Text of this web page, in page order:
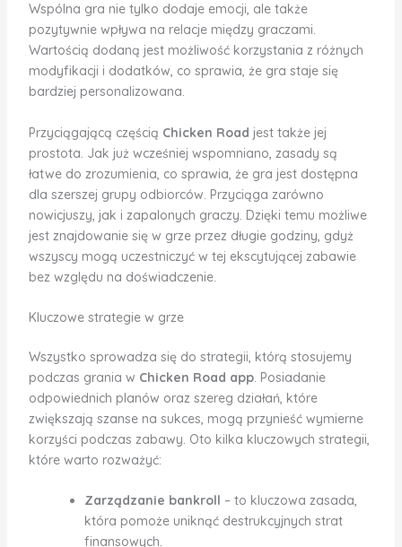
Wspólna gra nie tylko dodaje emocji, ale także
pozytywnie wpływa na relacje między graczami.
Wartością dodaną jest możliwość korzystania z różnych
modyfikacji i dodatków, co sprawia, że gra staje się
bardziej personalizowana.
Przyciągającą częścią Chicken Road jest także jej
prostota. Jak już wcześniej wspomniano, zasady są
łatwe do zrozumienia, co sprawia, że gra jest dostępna
dla szerszej grupy odbiorców. Przyciąga zarówno
nowicjuszy, jak i zapalonych graczy. Dzięki temu możliwe
jest znajdowanie się w grze przez długie godziny, gdyż
wszyscy mogą uczestniczyć w tej ekscytującej zabawie
bez względu na doświadczenie.
Kluczowe strategie w grze
Wszystko sprowadza się do strategii, którą stosujemy
podczas grania w Chicken Road app. Posiadanie
odpowiednich planów oraz szereg działań, które
zwiększają szanse na sukces, mogą przynieść wymierne
korzyści podczas zabawy. Oto kilka kluczowych strategii,
które warto rozważyć:
Zarządzanie bankroll – to kluczowa zasada,
która pomoże uniknąć destrukcyjnych strat
finansowych.